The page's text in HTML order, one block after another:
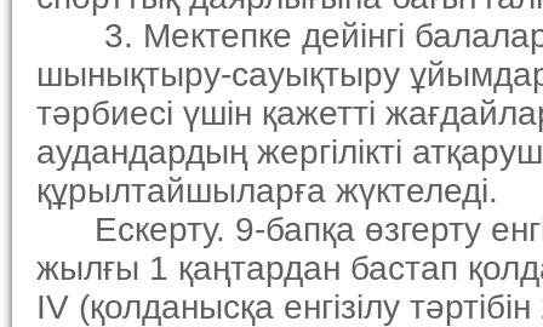
3. Мектепке дейiнгi балалар
шынықтыру-сауықтыру
тәрбиесi үшiн қажеттi
аудандардың жергiлiктi
құрылтайшыларға жүктеледi.
Ескерту. 9-бапқа өзгерту
жылғы 1 қаңтардан бастап
IV (қолданысқа енгiзiлу